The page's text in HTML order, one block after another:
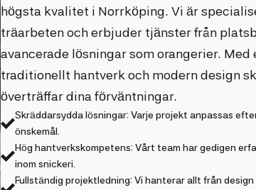
högsta kvalitet i Norrköping. Vi är
träarbeten och erbjuder tjänster från
avancerade lösningar som orangerier. Med
traditionellt hantverk och modern design
överträffar dina förväntningar.
Skräddarsydda lösningar: Varje projekt anpassas
önskemål.
Hög hantverkskompetens: Vårt team har gedigen
inom snickeri.
Fullständig projektledning: Vi hanterar allt från